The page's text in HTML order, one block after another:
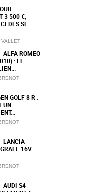
3 500 €,
SL
VALLET
ALFA ROMEO
: LE
GOLF 8 R :
UN
LANCIA
16V
AUDI S4